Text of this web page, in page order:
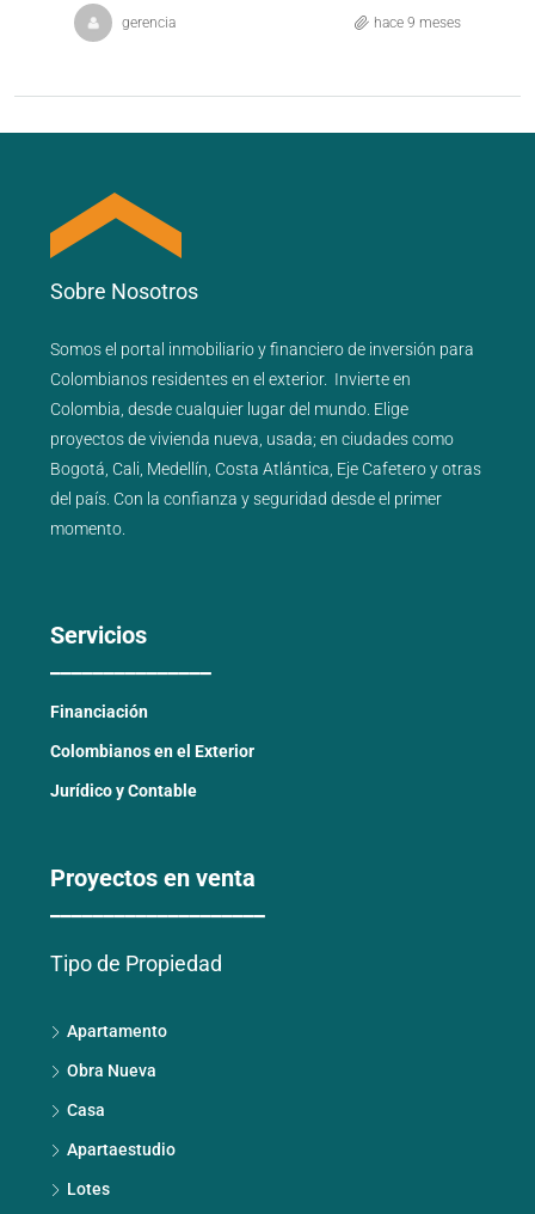
gerencia hace 9 meses
Sobre Nosotros
Somos el portal inmobiliarioyfinancierode inversión para
Colombianos residentes en el exterior. Invierte en
Colombia, desde cualquier lugar del mundo. Elige
proyectos devivienda nueva usada; en ciudades como
Bogotá Cali Medellín Costa Atlántica Eje Cafeteroyotras
del país . Con la confianza y seguridad desde el primer
momento.
Servicios
Financiación
Colombianos en el Exterior
Jurídico y Contable
Proyectos en venta
Tipo de Propiedad
Apartamento
Obra Nueva
Casa
Apartaestudio
Lotes